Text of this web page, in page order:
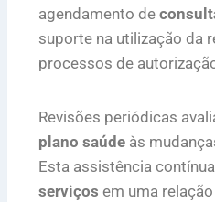
agendamento de
suporte na utilização da
processos de
Revisões periódicas
plano saúde às
Esta assistência
serviços em uma